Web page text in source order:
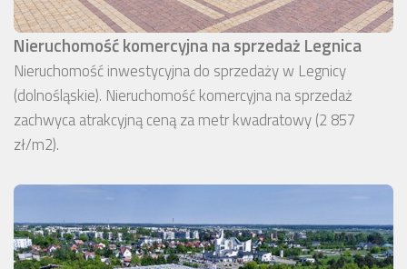
Nieruchomość komercyjna na sprzedaż Legnica
Nieruchomość inwestycyjna do sprzedaży w Legnicy
(dolnośląskie). Nieruchomość komercyjna na sprzedaż
zachwyca atrakcyjną ceną za metr kwadratowy (2 857
zł/m2).